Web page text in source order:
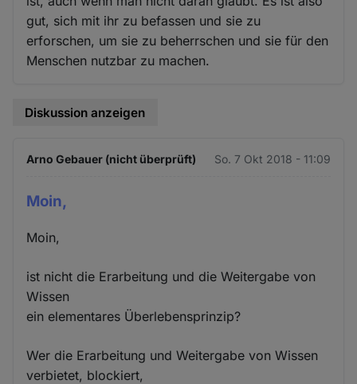
gut, sich mit ihr zu befassen und sie zu
erforschen, um sie zu beherrschen und sie für den
Menschen nutzbar zu machen.
Diskussion anzeigen
Arno Gebauer (nicht überprüft) So. 7 Okt 2018 - 11:09
Moin,
Moin,
ist nicht die Erarbeitung und die Weitergabe von
Wissen
ein elementares Überlebensprinzip?
Wer die Erarbeitung und Weitergabe von Wissen
verbietet, blockiert,